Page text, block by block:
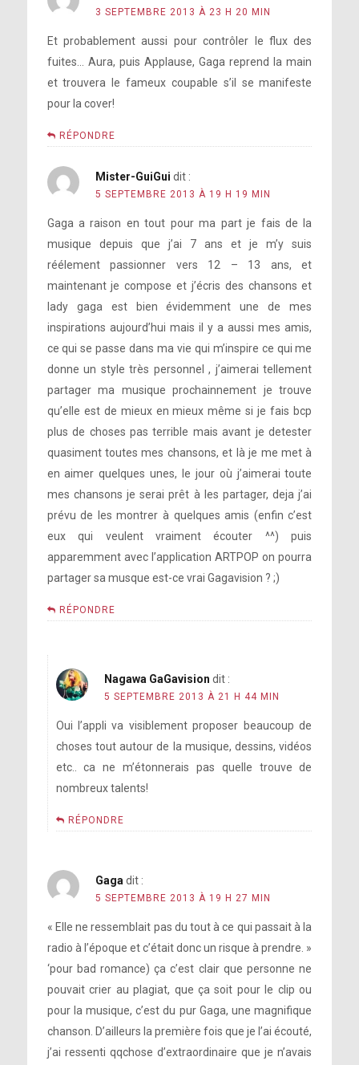
3 SEPTEMBRE 2013 À 23 H 20 MIN
Et probablement aussi pour contrôler le flux des
fuites… Aura, puis Applause, Gaga reprend la main
et trouvera le fameux coupable s’il se manifeste
pour la cover!
RÉPONDRE
Mister-GuiGui dit :
5 SEPTEMBRE 2013 À 19 H 19 MIN
Gaga a raison en tout pour ma part je fais de la
musique depuis que j’ai 7 ans et je m’y suis
réélement passionner vers 12 – 13 ans, et
maintenant je compose et j’écris des chansons et
lady gaga est bien évidemment une de mes
inspirations aujourd’hui mais il y a aussi mes amis,
ce qui se passe dans ma vie qui m’inspire ce qui me
donne un style très personnel , j’aimerai tellement
partager ma musique prochainnement je trouve
qu’elle est de mieux en mieux même si je fais bcp
plus de choses pas terrible mais avant je detester
quasiment toutes mes chansons, et là je me met à
en aimer quelques unes, le jour où j’aimerai toute
mes chansons je serai prêt à les partager, deja j’ai
prévu de les montrer à quelques amis (enfin c’est
eux qui veulent vraiment écouter ^^) puis
apparemment avec l’application ARTPOP on pourra
partager sa musque est-ce vrai Gagavision ? ;)
RÉPONDRE
Nagawa GaGavision dit :
5 SEPTEMBRE 2013 À 21 H 44 MIN
Oui l’appli va visiblement proposer beaucoup de
choses tout autour de la musique, dessins, vidéos
etc.. ca ne m’étonnerais pas quelle trouve de
nombreux talents!
RÉPONDRE
Gaga dit :
5 SEPTEMBRE 2013 À 19 H 27 MIN
« Elle ne ressemblait pas du tout à ce qui passait à la
radio à l’époque et c’était donc un risque à prendre. »
‘pour bad romance) ça c’est clair que personne ne
pouvait crier au plagiat, que ça soit pour le clip ou
pour la musique, c’est du pur Gaga, une magnifique
chanson. D’ailleurs la première fois que je l’ai écouté,
j’ai ressenti qqchose d’extraordinaire que je n’avais